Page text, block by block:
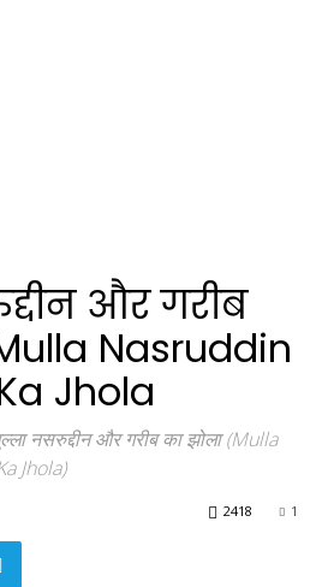
और गरीब
Nasruddin
Jhola
नसरुद्दीन और गरीब का झोला (Mulla
Jhola)
1
2418